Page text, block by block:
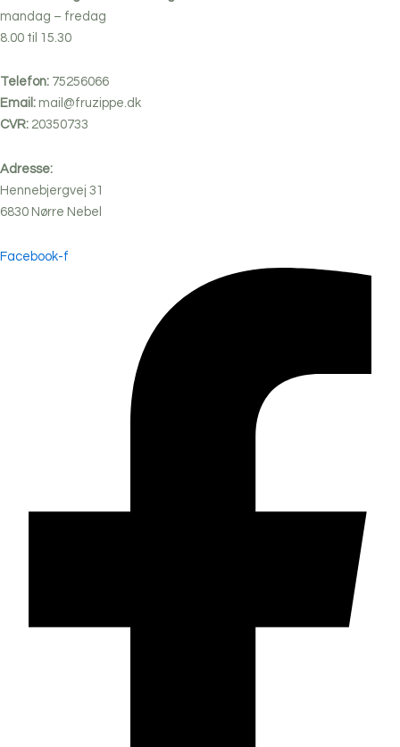
mandag – fredag
8.00 til 15.30
Telefon: 75256066
Email: mail@fruzippe.dk
CVR: 20350733
Adresse:
Hennebjergvej 31
6830 Nørre Nebel
Facebook-f